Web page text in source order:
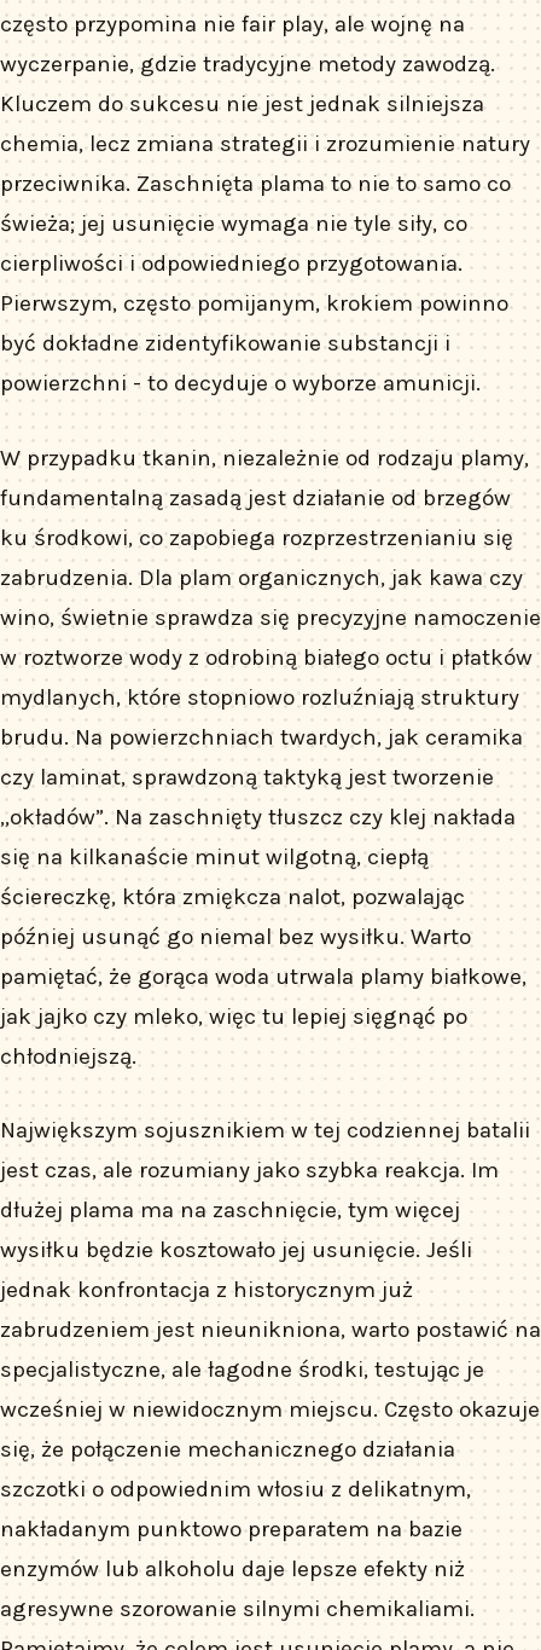
często przypomina nie fair play, ale wojnę na
wyczerpanie, gdzie tradycyjne metody zawodzą.
Kluczem do sukcesu nie jest jednak silniejsza
chemia, lecz zmiana strategii i zrozumienie natury
przeciwnika. Zaschnięta plama to nie to samo co
świeża; jej usunięcie wymaga nie tyle siły, co
cierpliwości i odpowiedniego przygotowania.
Pierwszym, często pomijanym, krokiem powinno
być dokładne zidentyfikowanie substancji i
powierzchni - to decyduje o wyborze amunicji.
W przypadku tkanin, niezależnie od rodzaju plamy,
fundamentalną zasadą jest działanie od brzegów
ku środkowi, co zapobiega rozprzestrzenianiu się
zabrudzenia. Dla plam organicznych, jak kawa czy
wino, świetnie sprawdza się precyzyjne namoczenie
w roztworze wody z odrobiną białego octu i płatków
mydlanych, które stopniowo rozluźniają struktury
brudu. Na powierzchniach twardych, jak ceramika
czy laminat, sprawdzoną taktyką jest tworzenie
„okładów”. Na zaschnięty tłuszcz czy klej nakłada
się na kilkanaście minut wilgotną, ciepłą
ściereczkę, która zmiękcza nalot, pozwalając
później usunąć go niemal bez wysiłku. Warto
pamiętać, że gorąca woda utrwala plamy białkowe,
jak jajko czy mleko, więc tu lepiej sięgnąć po
chłodniejszą.
Największym sojusznikiem w tej codziennej batalii
jest czas, ale rozumiany jako szybka reakcja. Im
dłużej plama ma na zaschnięcie, tym więcej
wysiłku będzie kosztowało jej usunięcie. Jeśli
jednak konfrontacja z historycznym już
zabrudzeniem jest nieunikniona, warto postawić na
specjalistyczne, ale łagodne środki, testując je
wcześniej w niewidocznym miejscu. Często okazuje
się, że połączenie mechanicznego działania
szczotki o odpowiednim włosiu z delikatnym,
nakładanym punktowo preparatem na bazie
enzymów lub alkoholu daje lepsze efekty niż
agresywne szorowanie silnymi chemikaliami.